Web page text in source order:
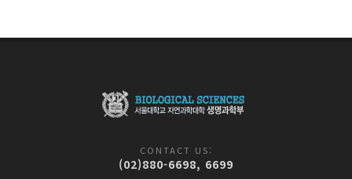
CONTACT US:
(02)880-6698, 6699